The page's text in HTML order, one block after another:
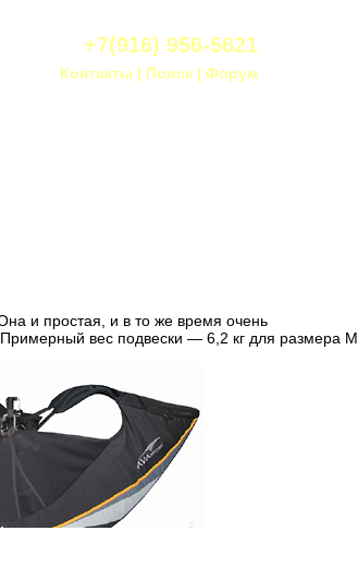
+7(916) 956-5621
Контакты | Поиск | Форум
и простая, и в то же время очень
вес подвески — 6,2 кг для размера М.